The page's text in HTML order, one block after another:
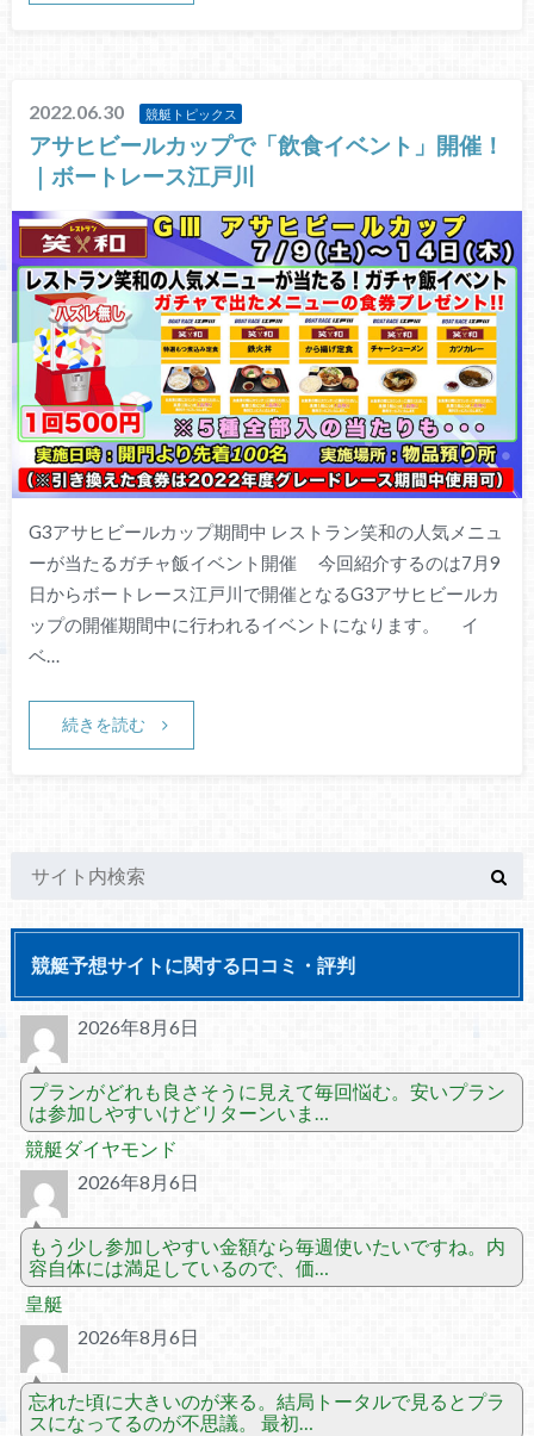
2022.06.30 競艇トピックス
アサヒビールカップで「飲食イベント」開催！
｜ボートレース江戸川
G3アサヒビールカップ期間中 レストラン笑和の人気メニュ
ーが当たるガチャ飯イベント開催 今回紹介するのは7月9
日からボートレース江戸川で開催となるG3アサヒビールカ
ップの開催期間中に行われるイベントになります。 イ
ベ…
続きを読む
競艇予想サイトに関する口コミ・評判
2026年8月6日
プランがどれも良さそうに見えて毎回悩む。安いプラン
は参加しやすいけどリターンいま…
競艇ダイヤモンド
2026年8月6日
もう少し参加しやすい金額なら毎週使いたいですね。内
容自体には満足しているので、価…
皇艇
2026年8月6日
忘れた頃に大きいのが来る。結局トータルで見るとプラ
スになってるのが不思議。 最初…